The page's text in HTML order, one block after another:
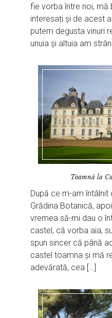
fie vorba între noi, mă
interesați și de acest
putem degusta vinuri
unuia și altuia am
Toamnă la
După ce m-am întâlnit
Grădina Botanică,
vremea să-mi dau o
castel, că vorba aia,
spun sincer că până
castel toamna și mă
adevărată, cea […]